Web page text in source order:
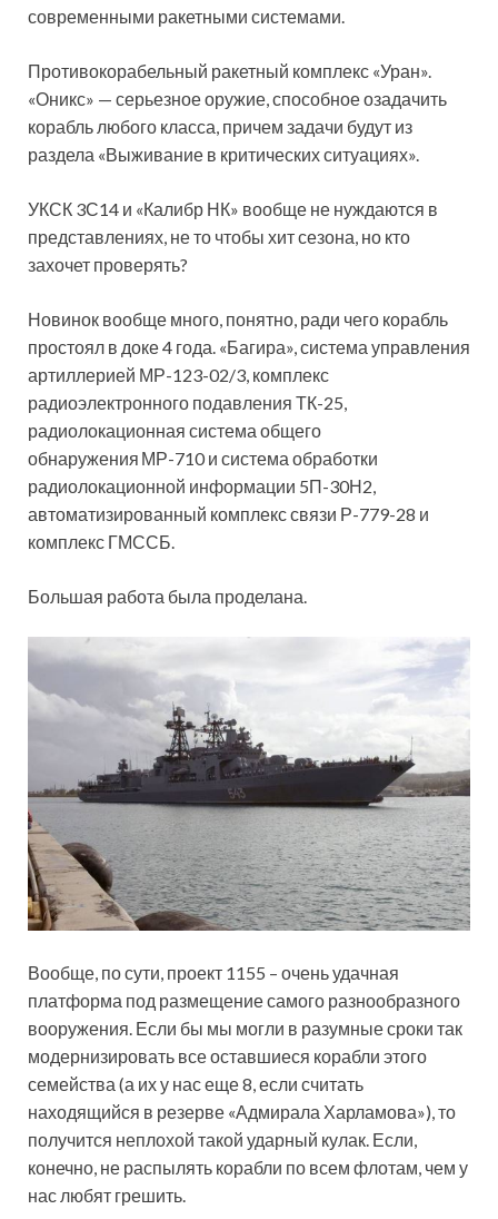
современными ракетными системами.
Противокорабельный ракетный комплекс «Уран».
«Оникс» — серьезное оружие, способное озадачить
корабль любого класса, причем задачи будут из
раздела «Выживание в критических ситуациях».
УКСК 3С14 и «Калибр НК» вообще не нуждаются в
представлениях, не то чтобы хит сезона, но кто
захочет проверять?
Новинок вообще много, понятно, ради чего корабль
простоял в доке 4 года. «Багира», система управления
артиллерией МР-123-02/3, комплекс
радиоэлектронного подавления ТК-25,
радиолокационная система общего
обнаружения МР-710 и система обработки
радиолокационной информации 5П-30Н2,
автоматизированный комплекс связи Р-779-28 и
комплекс ГМССБ.
Большая работа была проделана.
Вообще, по сути, проект 1155 – очень удачная
платформа под размещение самого разнообразного
вооружения. Если бы мы могли в разумные сроки так
модернизировать все оставшиеся корабли этого
семейства (а их у нас еще 8, если считать
находящийся в резерве «Адмирала Харламова»), то
получится неплохой такой ударный кулак. Если,
конечно, не распылять корабли по всем флотам, чем у
нас любят грешить.